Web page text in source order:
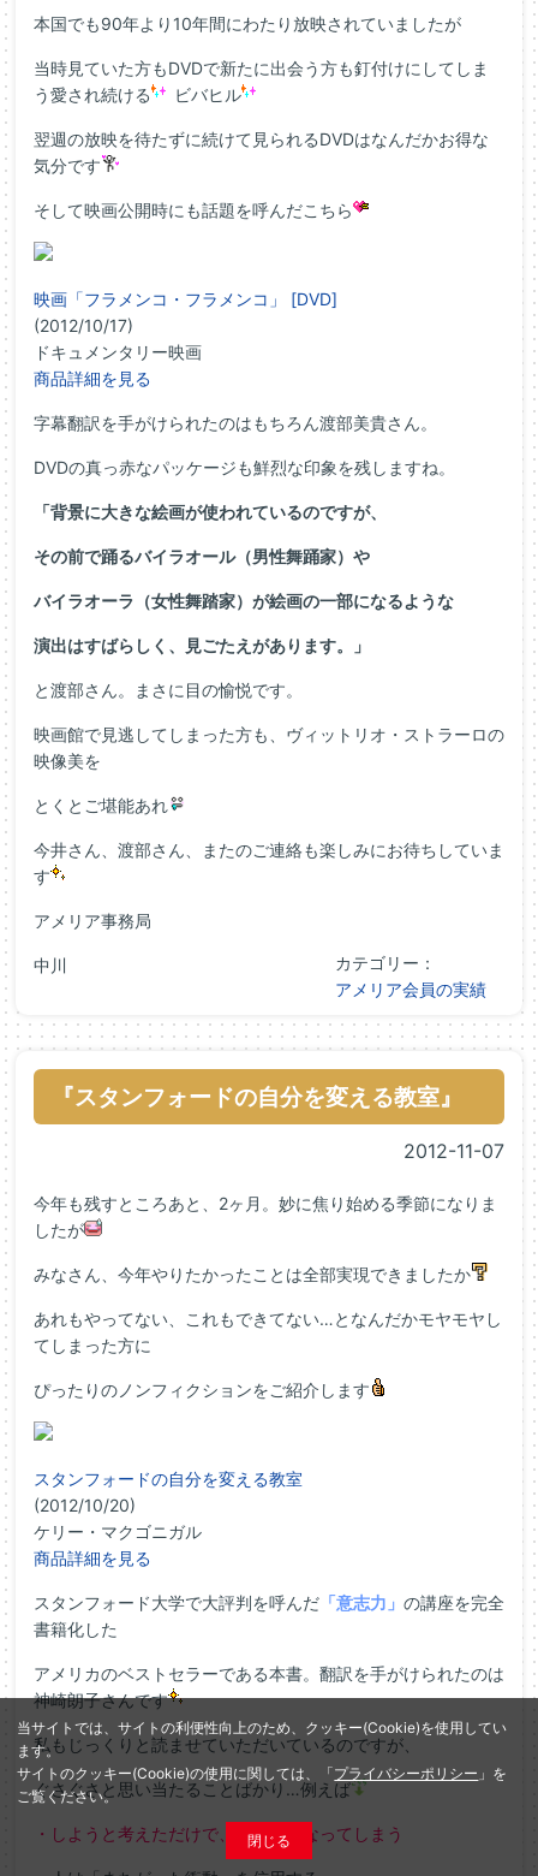
当サイトでは、サイトの利便性向上のため、クッキー(Cookie)を使用してい
ます。
サイトのクッキー(Cookie)の使用に関しては、「プライバシーポリシー 」を
ご覧ください。
閉じる
本国でも90年より10年間にわたり放映されていましたが
当時見ていた方もDVDで新たに出会う方も釘付けにしてしま
う愛され続ける
ビバヒル
翌週の放映を待たずに続けて見られるDVDはなんだかお得な
気分です
そして映画公開時にも話題を呼んだこちら
映画「フラメンコ・フラメンコ」 [DVD]
(2012/10/17)
ドキュメンタリー映画
商品詳細を見る
字幕翻訳を手がけられたのはもちろん渡部美貴さん。
DVDの真っ赤なパッケージも鮮烈な印象を残しますね。
「背景に大きな絵画が使われているのですが、
その前で踊るバイラオール（男性舞踊家）や
バイラオーラ（女性舞踏家）が絵画の一部になるような
演出はすばらしく、見ごたえがあります。」
と渡部さん。まさに目の愉悦です。
映画館で見逃してしまった方も、ヴィットリオ・ストラーロの
映像美を
とくとご堪能あれ
今井さん、渡部さん、またのご連絡も楽しみにお待ちしていま
す
アメリア事務局
中川
カテゴリー：
アメリア会員の実績
『スタンフォードの自分を変える教室』
2012-11-07
今年も残すところあと、2ヶ月。妙に焦り始める季節になりま
したが
みなさん、今年やりたかったことは全部実現できましたか
あれもやってない、これもできてない…となんだかモヤモヤし
てしまった方に
ぴったりのノンフィクションをご紹介します
スタンフォードの自分を変える教室
(2012/10/20)
ケリー・マクゴニガル
商品詳細を見る
スタンフォード大学で大評判を呼んだ 「意志力」 の講座を完全
書籍化した
アメリカのベストセラーである本書。翻訳を手がけられたのは
神崎朗子さんです
私もじっくりと読ませていただいているのですが、
ぐさぐさと思い当たることばかり…例えば
・しようと考えただけで、した気になってしまう